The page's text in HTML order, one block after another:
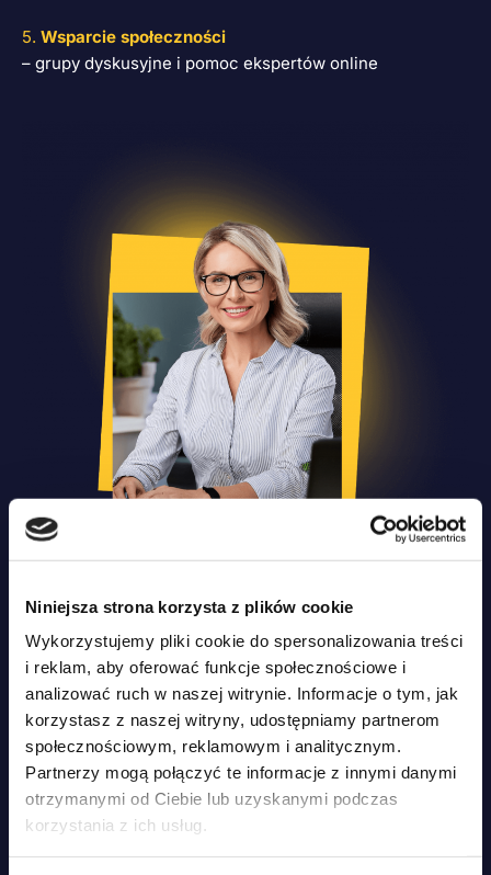
Niniejsza strona korzysta z plików cookie
Wykorzystujemy pliki cookie do spersonalizowania treści
i reklam, aby oferować funkcje społecznościowe i
analizować ruch w naszej witrynie. Informacje o tym, jak
korzystasz z naszej witryny, udostępniamy partnerom
społecznościowym, reklamowym i analitycznym.
Partnerzy mogą połączyć te informacje z innymi danymi
otrzymanymi od Ciebie lub uzyskanymi podczas
korzystania z ich usług.
5. Wsparcie społeczności
– grupy dyskusyjne i pomoc ekspertów online
Dla administracji biurowej
Wygodne zarządzanie procesem
szkolenia
1.Automatyzacja obsługi PKK
– bezpłatne pobieranie, aktualizacja i zwrot
2.Cyfrowa ewidencja kursantów
– automatyczne wypełnianie danych z PKK